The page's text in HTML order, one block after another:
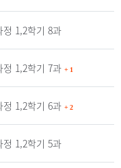
정 1,2학기 8과
정 1,2학기 7과 + 1
정 1,2학기 6과 + 2
정 1,2학기 5과